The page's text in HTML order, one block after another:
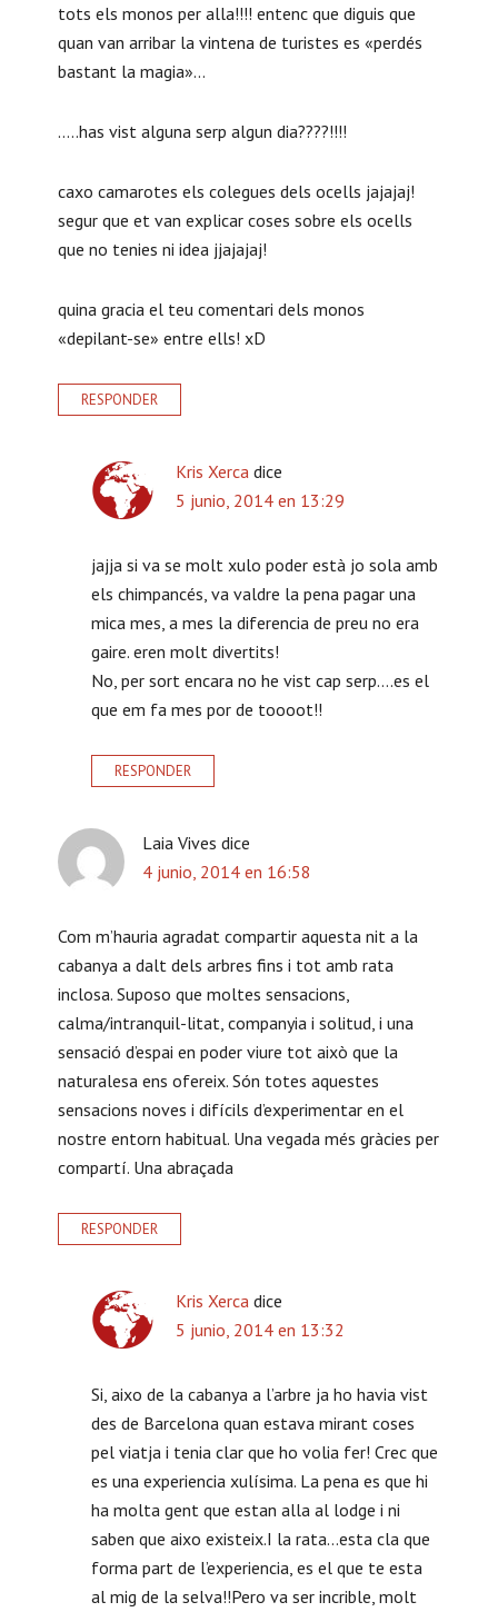
tots els monos per alla!!!! entenc que diguis que
quan van arribar la vintena de turistes es «perdés
bastant la magia»…
…..has vist alguna serp algun dia????!!!!
caxo camarotes els colegues dels ocells jajajaj!
segur que et van explicar coses sobre els ocells
que no tenies ni idea jjajajaj!
quina gracia el teu comentari dels monos
«depilant-se» entre ells! xD
RESPONDER
Kris Xerca dice
5 junio, 2014 en 13:29
jajja si va se molt xulo poder està jo sola amb
els chimpancés, va valdre la pena pagar una
mica mes, a mes la diferencia de preu no era
gaire. eren molt divertits!
No, per sort encara no he vist cap serp….es el
que em fa mes por de toooot!!
RESPONDER
Laia Vives dice
4 junio, 2014 en 16:58
Com m’hauria agradat compartir aquesta nit a la
cabanya a dalt dels arbres fins i tot amb rata
inclosa. Suposo que moltes sensacions,
calma/intranquil-litat, companyia i solitud, i una
sensació d’espai en poder viure tot això que la
naturalesa ens ofereix. Són totes aquestes
sensacions noves i difícils d’experimentar en el
nostre entorn habitual. Una vegada més gràcies per
compartí. Una abraçada
RESPONDER
Kris Xerca dice
5 junio, 2014 en 13:32
Si, aixo de la cabanya a l’arbre ja ho havia vist
des de Barcelona quan estava mirant coses
pel viatja i tenia clar que ho volia fer! Crec que
es una experiencia xulísima. La pena es que hi
ha molta gent que estan alla al lodge i ni
saben que aixo existeix.I la rata…esta cla que
forma part de l’experiencia, es el que te esta
al mig de la selva!!Pero va ser incrible, molt